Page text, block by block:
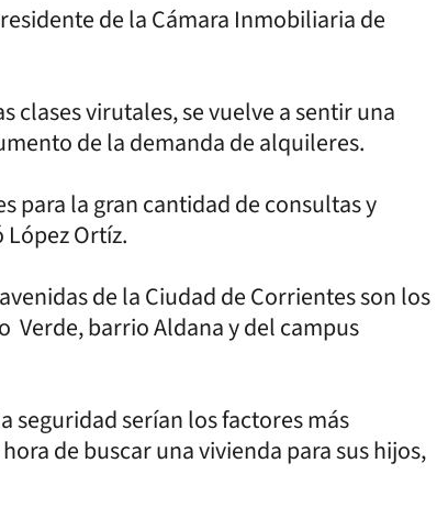
de la Cámara Inmobiliaria de
clases virutales, se vuelve a sentir una
de la demanda de alquileres.
para la gran cantidad de consultas y
Ortíz.
de la Ciudad de Corrientes son los
Verde, barrio Aldana y del campus
seguridad serían los factores más
de buscar una vivienda para sus hijos,